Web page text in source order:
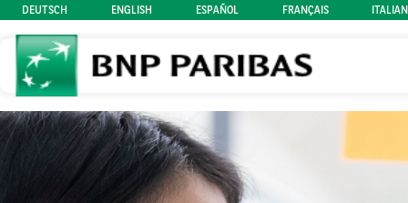
DEUTSCH ENGLISH ESPAÑOL FRANÇAIS